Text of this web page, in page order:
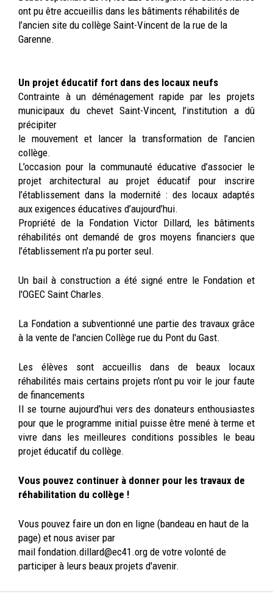
ont pu être accueillis dans les bâtiments réhabilités de
l’ancien site du collège Saint-Vincent de la rue de la
Garenne.
Un projet éducatif fort dans des locaux neufs
Contrainte à un déménagement rapide par les projets
municipaux du chevet Saint-Vincent, l’institution a dû
précipiter
le mouvement et lancer la transformation de l’ancien
collège.
L’occasion pour la communauté éducative d’associer le
projet architectural au projet éducatif pour inscrire
l’établissement dans la modernité : des locaux adaptés
aux exigences éducatives d’aujourd’hui.
Propriété de la Fondation Victor Dillard, les bâtiments
réhabilités ont demandé de gros moyens financiers que
l’établissement n'a pu porter seul.
Un bail à construction a été signé entre le Fondation et
l'OGEC Saint Charles.
La Fondation a subventionné une partie des travaux grâce
à la vente de l'ancien Collège rue du Pont du Gast.
Les élèves sont accueillis dans de beaux locaux
réhabilités mais certains projets n'ont pu voir le jour faute
de financements
Il se tourne aujourd’hui vers des donateurs enthousiastes
pour que le programme initial puisse être mené à terme et
vivre dans les meilleures conditions possibles le beau
projet éducatif du collège.
Vous pouvez continuer à donner pour les travaux de
réhabilitation du collège !
Vous pouvez faire un don en ligne (bandeau en haut de la
page) et nous aviser par
mail fondation.dillard@ec41.org de votre volonté de
participer à leurs beaux projets d'avenir.